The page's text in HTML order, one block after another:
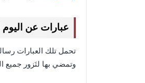
عبارات عن اليوم
تحمل تلك العبارات
وتمضي بها لتَزور جميع